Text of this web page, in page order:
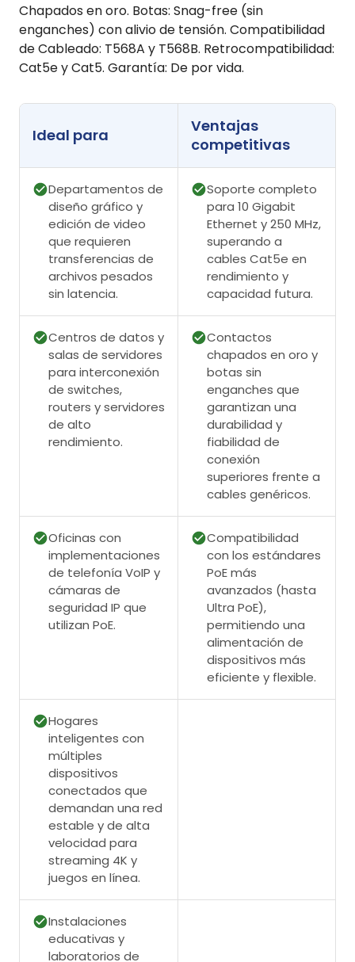
Chapados en oro. Botas: Snag-free (sin
enganches) con alivio de tensión. Compatibilidad
de Cableado: T568A y T568B. Retrocompatibilidad:
Cat5e y Cat5. Garantía: De por vida.
Ideal para
Ventajas
competitivas
Departamentos de
diseño gráfico y
edición de video
que requieren
transferencias de
archivos pesados
sin latencia.
Soporte completo
para 10 Gigabit
Ethernet y 250 MHz,
superando a
cables Cat5e en
rendimiento y
capacidad futura.
Centros de datos y
salas de servidores
para interconexión
de switches,
routers y servidores
de alto
rendimiento.
Contactos
chapados en oro y
botas sin
enganches que
garantizan una
durabilidad y
fiabilidad de
conexión
superiores frente a
cables genéricos.
Oficinas con
implementaciones
de telefonía VoIP y
cámaras de
seguridad IP que
utilizan PoE.
Compatibilidad
con los estándares
PoE más
avanzados (hasta
Ultra PoE),
permitiendo una
alimentación de
dispositivos más
eficiente y flexible.
Hogares
inteligentes con
múltiples
dispositivos
conectados que
demandan una red
estable y de alta
velocidad para
streaming 4K y
juegos en línea.
Instalaciones
educativas y
laboratorios de